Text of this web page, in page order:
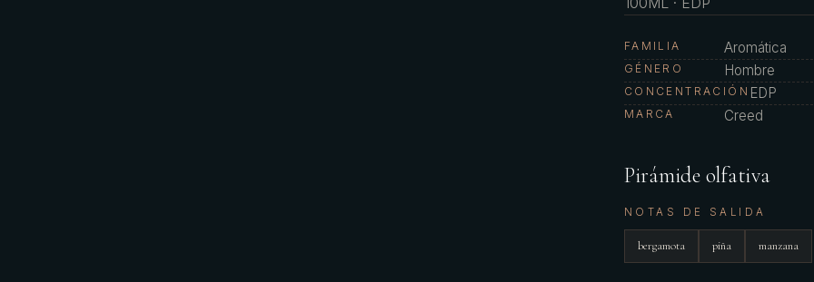
FAMILIA Aromática
GÉNERO Hombre
CONCENTRACIÓN EDP
MARCA Creed
Pirámide olfativa
NOTAS DE SALIDA
bergamota piña manzana